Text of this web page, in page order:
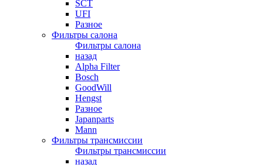
SCT
UFI
Разное
Фильтры салона
Фильтры салона
назад
Alpha Filter
Bosch
GoodWill
Hengst
Разное
Japanparts
Mann
Фильтры трансмиссии
Фильтры трансмиссии
назад